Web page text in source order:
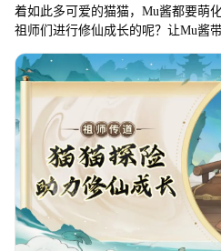
着如此多可爱的猫猫，Mu酱都要萌
祖师们进行修仙成长的呢？让Mu酱